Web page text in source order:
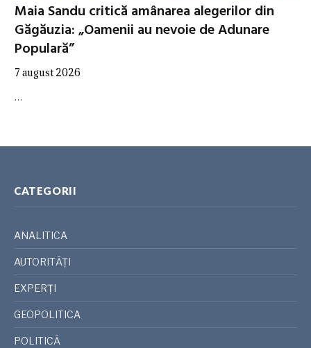
Maia Sandu critică amânarea alegerilor din
Găgăuzia: „Oamenii au nevoie de Adunare
Populară”
7 august 2026
…
CATEGORII
ANALITICA
AUTORITĂȚI
EXPERȚI
GEOPOLITICA
POLITICĂ